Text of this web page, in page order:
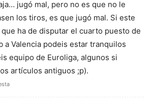
jugó mal, pero no es que no le
los tiros, es que jugó mal. Si este
ha de disputar el cuarto puesto de
a Valencia podeis estar tranquilos
equipo de Euroliga, algunos si
artículos antiguos ;p).